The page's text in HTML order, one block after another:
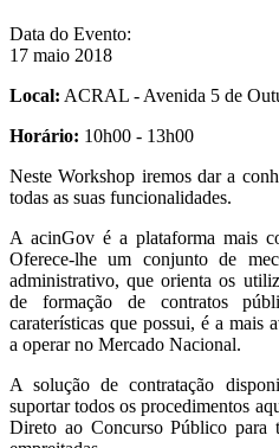
Data do Evento:
17 maio 2018
Local: ACRAL - Avenida 5 de
Horário: 10h00 - 13h00
Neste Workshop iremos dar a
todas as suas funcionalidades.
A acinGov é a plataforma mais
Oferece-lhe um conjunto de
administrativo, que orienta os
de formação de contratos
caraterísticas que possui, é a mais
a operar no Mercado Nacional.
A solução de contratação
suportar todos os procedimentos
Direto ao Concurso Público